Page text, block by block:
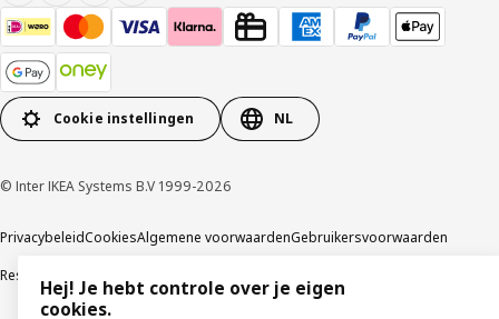
Cookie instellingen NL
© Inter IKEA Systems B.V 1999-2026
PrivacybeleidCookiesAlgemene voorwaardenGebruikersvoorwaarden
Responsible Disclosure Program
Hej! Je hebt controle over je eigen
cookies.